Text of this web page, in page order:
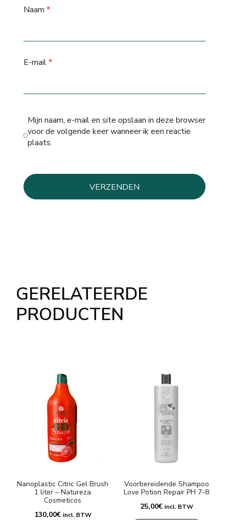
Naam *
E-mail*
Mijn naam, e-mail en site opslaan in deze browser
voor de volgende keer wanneer ik een reactie
plaats.
GERELATEERDE
PRODUCTEN
Nanoplastic Citric Gel Brush
1 liter – Natureza
Cosmeticos
130,00€ incl. BTW
Voorbereidende Shampoo
Love Potion Repair PH 7-8
25,00€ incl. BTW